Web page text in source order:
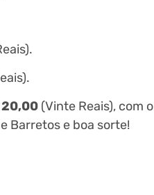
(Vinte Reais), com o
Barretos e boa sorte!